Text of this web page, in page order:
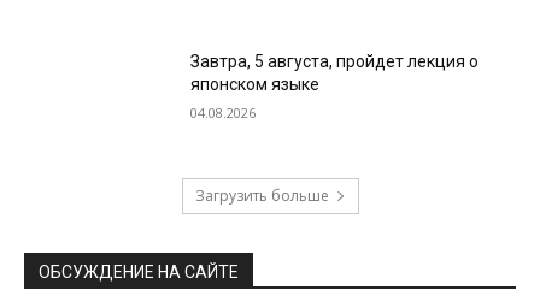
Завтра, 5 августа, пройдет лекция о
японском языке
04.08.2026
Загрузить больше
ОБСУЖДЕНИЕ НА САЙТЕ